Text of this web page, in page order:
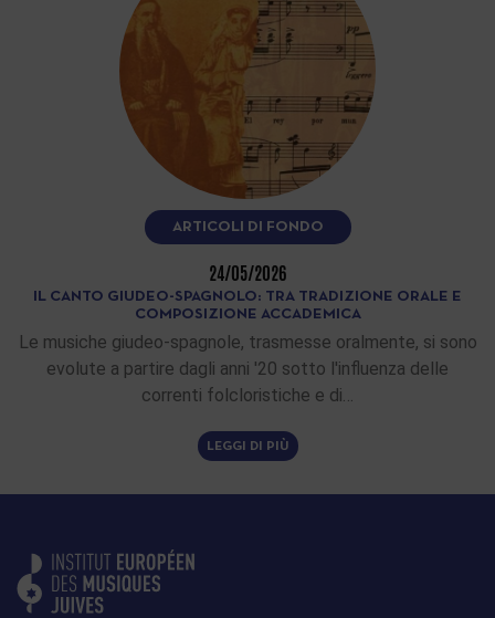
ARTICOLI DI FONDO
24/05/2026
IL CANTO GIUDEO-SPAGNOLO: TRA TRADIZIONE ORALE E
COMPOSIZIONE ACCADEMICA
Le musiche giudeo-spagnole, trasmesse oralmente, si sono
evolute a partire dagli anni '20 sotto l'influenza delle
correnti folcloristiche e di…
LEGGI DI PIÙ